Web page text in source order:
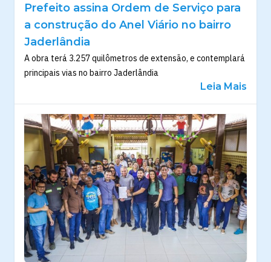
Prefeito assina Ordem de Serviço para
a construção do Anel Viário no bairro
Jaderlândia
A obra terá 3.257 quilômetros de extensão, e contemplará
principais vias no bairro Jaderlândia
Leia Mais